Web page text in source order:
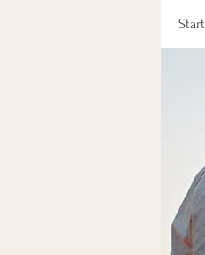
Start